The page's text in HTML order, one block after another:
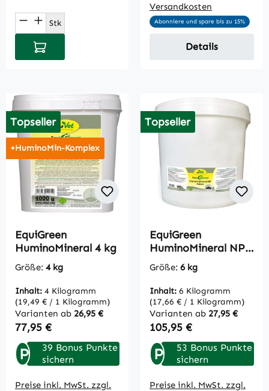
Produkt Anzahl: Gib den gewünschten
Stk
In den Warenkorb
Versandkosten
Abonniere und spare bis zu 15%
Details
Topseller
+HuminoMin-Komplex
EquiGreen
HuminoMineral 4 kg
Größe: 4 kg
Inhalt: 4 Kilogramm
(19,49 € / 1 Kilogramm)
Varianten ab 26,95 €
Regulärer Preis:
77,95 €
P
39 Bonus Punkte
sichern
Preise inkl. MwSt. zzgl.
Topseller
EquiGreen
HuminoMineral NP
Pellets 6 kg
Größe: 6 kg
Inhalt: 6 Kilogramm
(17,66 € / 1 Kilogramm)
Varianten ab 27,95 €
Regulärer Preis:
105,95 €
P
53 Bonus Punkte
sichern
Preise inkl. MwSt. zzgl.